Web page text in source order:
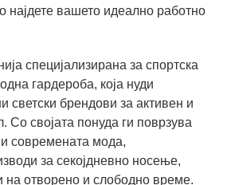
најдете вашето идеално работно
специјализирана за спортска
гардероба, која нуди
светски брендови за активен и
Со својата понуда ги поврзува
и современата мода,
за секојдневно носење,
на отворено и слободно време.